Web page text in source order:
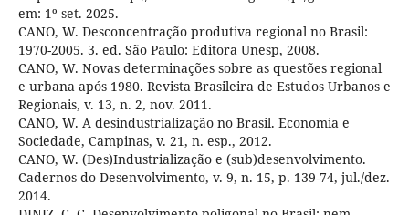
em: 1º set. 2025.
CANO, W. Desconcentração produtiva regional no Brasil:
1970-2005. 3. ed. São Paulo: Editora Unesp, 2008.
CANO, W. Novas determinações sobre as questões regional
e urbana após 1980. Revista Brasileira de Estudos Urbanos e
Regionais, v. 13, n. 2, nov. 2011.
CANO, W. A desindustrialização no Brasil. Economia e
Sociedade, Campinas, v. 21, n. esp., 2012.
CANO, W. (Des)Industrialização e (sub)desenvolvimento.
Cadernos do Desenvolvimento, v. 9, n. 15, p. 139-74, jul./dez.
2014.